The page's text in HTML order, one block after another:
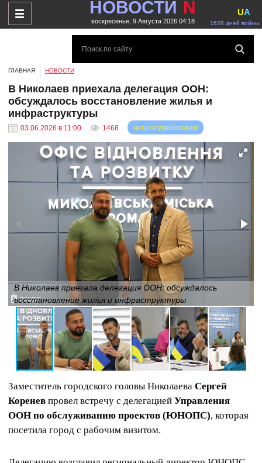
НОВОСТИ N
воскресенье, 9 Августа 2026 04:18 1628 дней войны
UA
ГЛАВНАЯ НОВОСТИ
В Николаев приехала делегация ООН:
обсуждалось восстановление жилья и
инфраструктуры
03.06.2026 в 11:00 1468 читати українською
В Николаев приехала делегация ООН: обсуждалось
восстановление жилья и инфраструктуры
Заместитель городского головы Николаева Сергей
Коренев провел встречу с делегацией Управления
ООН по обслуживанию проектов (ЮНОПС), которая
посетила город с рабочим визитом.